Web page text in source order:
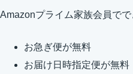
Amazonプライム家族会員でで
お急ぎ便が無料
お届け日時指定便が無料